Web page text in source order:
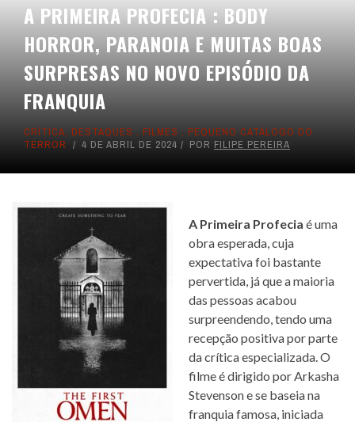
A PRIMEIRA PROFECIA : BODY
HORROR, PARANOIA E MUITAS BOAS
SURPRESAS NO NOVO EPISÓDIO DA
FRANQUIA
CRÍTICA, DESTAQUES , FILMES , PEQUENO CATÁLOGO DO
TERROR
4 DE ABRIL DE 2024 POR FILIPE PEREIRA
A Primeira Profecia é uma
obra esperada, cuja
expectativa foi bastante
pervertida, já que a maioria
das pessoas acabou
surpreendendo, tendo uma
recepção positiva por parte
da crítica especializada. O
filme é dirigido por Arkasha
Stevenson e se baseia na
franquia famosa, iniciada